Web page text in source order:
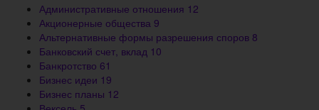
Административные отношения 12
Акционерные общества 9
Альтернативные формы разрешения споров 8
Банковский счет, вклад 10
Банкротство 61
Бизнес идеи 19
Бизнес планы 12